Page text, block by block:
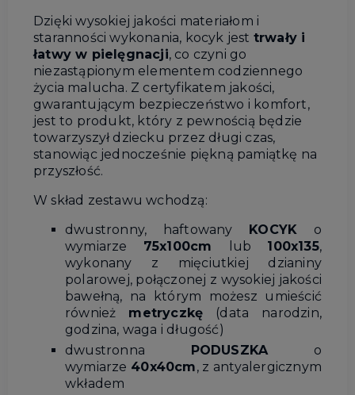
Dzięki wysokiej jakości materiałom i
staranności wykonania, kocyk jest trwały i
łatwy w pielęgnacji, co czyni go
niezastąpionym elementem codziennego
życia malucha. Z certyfikatem jakości,
gwarantującym bezpieczeństwo i komfort,
jest to produkt, który z pewnością będzie
towarzyszył dziecku przez długi czas,
stanowiąc jednocześnie piękną pamiątkę na
przyszłość.
W skład zestawu wchodzą:
dwustronny, haftowany KOCYK o
wymiarze 75x100cm lub 100x135,
wykonany z mięciutkiej dzianiny
polarowej, połączonej z wysokiej jakości
bawełną, na którym możesz umieścić
również metryczkę (data narodzin,
godzina, waga i długość)
dwustronna PODUSZKAo
wymiarze 40x40cm, z antyalergicznym
wkładem